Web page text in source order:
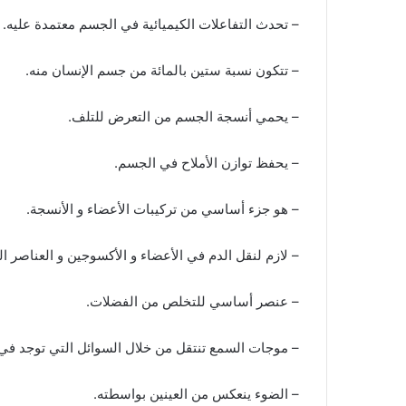
– تحدث التفاعلات الكيميائية في الجسم معتمدة عليه.
– تتكون نسبة ستين بالمائة من جسم الإنسان منه.
– يحمي أنسجة الجسم من التعرض للتلف.
– يحفظ توازن الأملاح في الجسم.
– هو جزء أساسي من تركيبات الأعضاء و الأنسجة.
– لازم لنقل الدم في الأعضاء و الأكسوجين و العناصر
– عنصر أساسي للتخلص من الفضلات.
– موجات السمع تنتقل من خلال السوائل التي توجد في
– الضوء ينعكس من العينين بواسطته.